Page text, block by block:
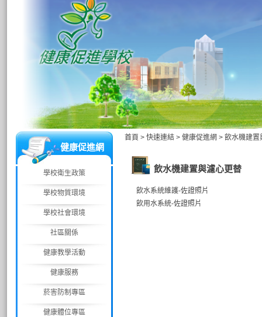
健康促進網
學校衛生政策
學校物質環境
學校社會環境
社區關係
健康教學活動
健康服務
菸害防制專區
健康體位專區
首頁 > 快速連結 > 健康促進網 > 飲水機建置
飲水機建置與濾心更替
飲水系統維護-佐證照片
飲用水系統-佐證照片